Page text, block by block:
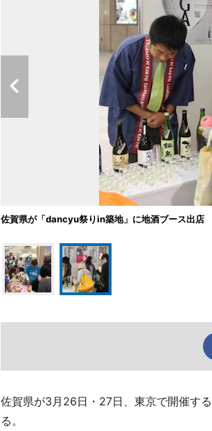
佐賀県が「dancyu祭りin築地」に地酒ブース出店
佐賀県が3月26日・27日、東京で開催す
る。